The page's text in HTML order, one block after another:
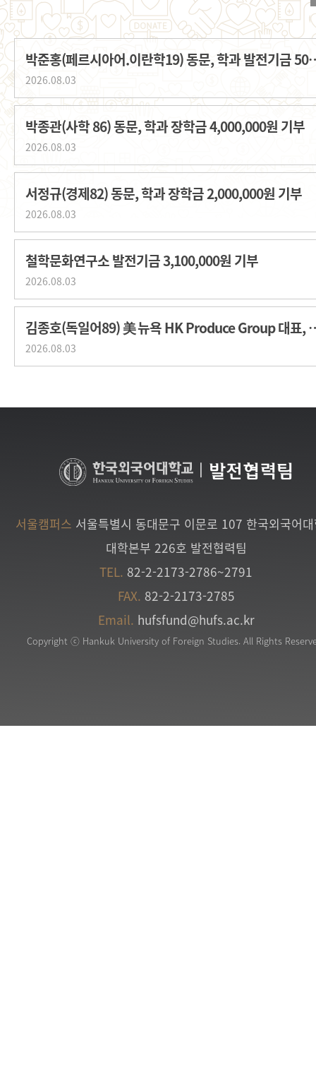
박준홍(페르시아어.이
2026.08.03
박종관(사학 86) 동문, 학과 장학금 4,000,000원 기부
2026.08.03
서정규(경제82) 동문, 학과 장학금 2,000,000원 기부
2026.08.03
철학문화연구소 발전기금 3,100,000원 기부
2026.08.03
김종호(독일어89) 美
2026.08.03
발전협력팀
서울캠퍼스 서울특별시 동대문구 이문로 107 한국외국어
대학본부 226호 발전협력팀
TEL. 82-2-2173-2786~2791
FAX. 82-2-2173-2785
Email. hufsfund@hufs.ac.kr
Copyright ⓒ Hankuk University of Foreign Studies. All Rights